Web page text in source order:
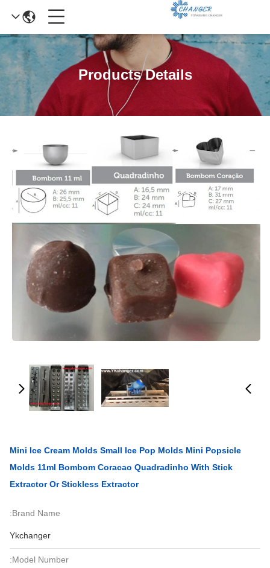
Products Details
Mini Ice Cream Molds Small Ice Pop Molds Mini Popsicle
Molds 11ml Bombom Coracao Quadradinho With Stick
Extractor Or Stickless Extractor
Brand Name:
Ykchanger
Model Number: